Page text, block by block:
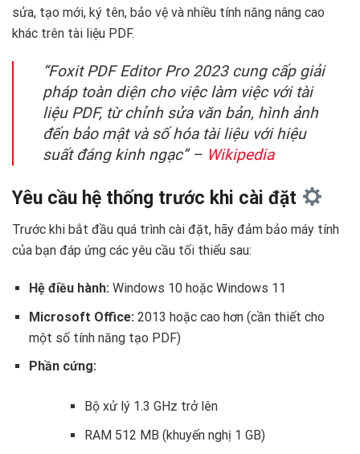
sửa, tạo mới, ký tên, bảo vệ và nhiều tính năng nâng cao
khác trên tài liệu PDF.
“Foxit PDF Editor Pro 2023 cung cấp giải
pháp toàn diện cho việc làm việc với tài
liệu PDF, từ chỉnh sửa văn bản, hình ảnh
đến bảo mật và số hóa tài liệu với hiệu
suất đáng kinh ngạc” – Wikipedia
Yêu cầu hệ thống trước khi cài đặt
Trước khi bắt đầu quá trình cài đặt, hãy đảm bảo máy tính
của bạn đáp ứng các yêu cầu tối thiểu sau:
Hệ điều hành:Windows 10 hoặc Windows 11
Microsoft Office: 2013 hoặc cao hơn (cần thiết cho
một số tính năng tạo PDF)
Phần cứng:
Bộ xử lý 1.3 GHz trở lên
RAM 512 MB (khuyến nghị 1 GB)